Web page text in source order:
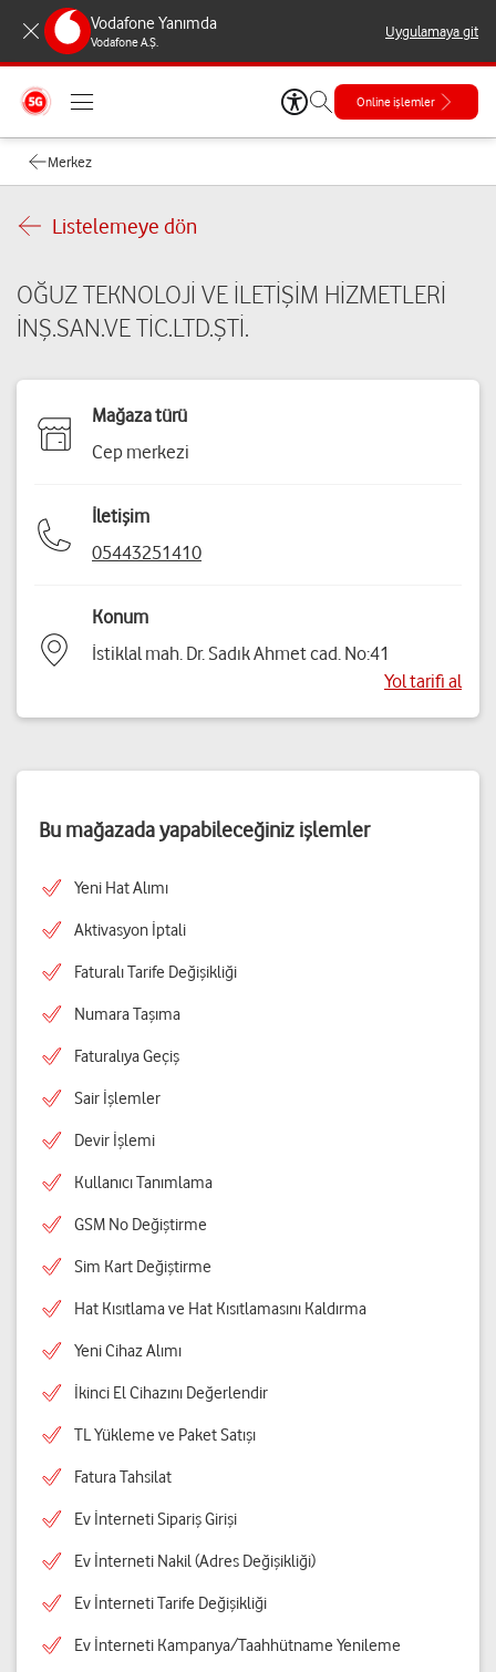
Vodafone Yanımda
Vodafone A.Ş.
Uygulamaya git
Online işlemler
Merkez
Listelemeye dön
OĞUZ TEKNOLOJİ VE İLETİŞİM HİZMETLERİ
İNŞ.SAN.VE TİC.LTD.ŞTİ.
Mağaza türü
Cep merkezi
İletişim
05443251410
Konum
İstiklal mah. Dr. Sadık Ahmet cad. No:41
Yol tarifi al
Bu mağazada yapabileceğiniz işlemler
Yeni Hat Alımı
Aktivasyon İptali
Faturalı Tarife Değişikliği
Numara Taşıma
Faturalıya Geçiş
Sair İşlemler
Devir İşlemi
Kullanıcı Tanımlama
GSM No Değiştirme
Sim Kart Değiştirme
Hat Kısıtlama ve Hat Kısıtlamasını Kaldırma
Yeni Cihaz Alımı
İkinci El Cihazını Değerlendir
TL Yükleme ve Paket Satışı
Fatura Tahsilat
Ev İnterneti Sipariş Girişi
Ev İnterneti Nakil (Adres Değişikliği)
Ev İnterneti Tarife Değişikliği
Ev İnterneti Kampanya/Taahhütname Yenileme